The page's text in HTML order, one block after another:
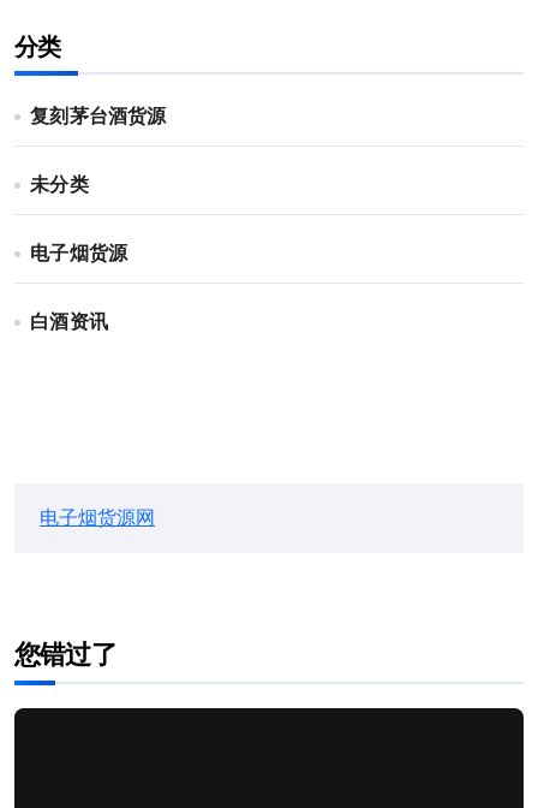
分类
复刻茅台酒货源
未分类
电子烟货源
白酒资讯
电子烟货源网
您错过了